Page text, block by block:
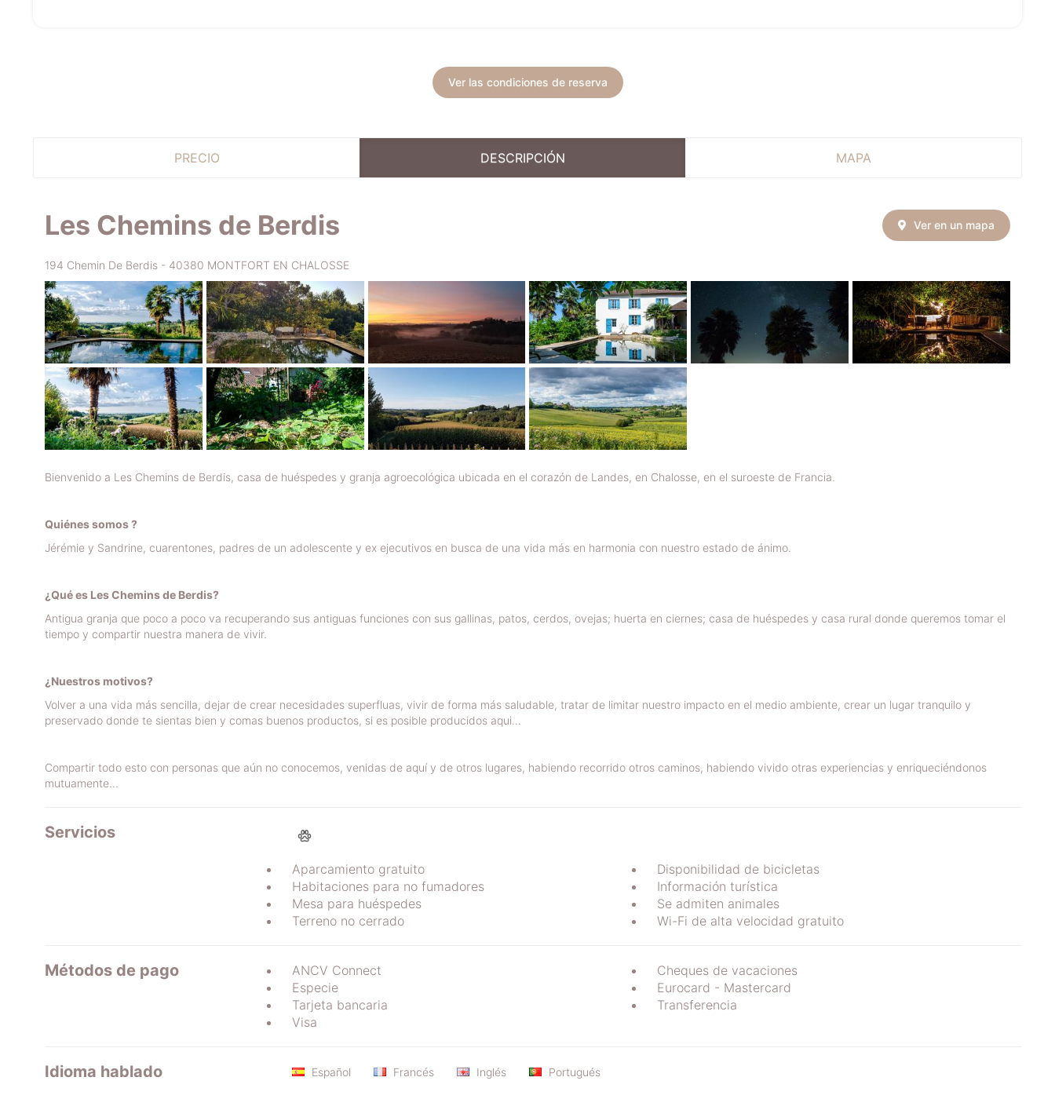
Ver las condiciones de reserva
PRECIO DESCRIPCIÓN MAPA
Les Chemins de Berdis
194 Chemin De Berdis - 40380 MONTFORT EN CHALOSSE
Ver en un mapa
Bienvenido a Les Chemins de Berdis, casa de huéspedes y granja agroecológica ubicada en el corazón de Landes, en Chalosse, en el suroeste de Francia.
Quiénes somos ?
Jérémie y Sandrine, cuarentones, padres de un adolescente y ex ejecutivos en busca de una vida más en harmonia con nuestro estado de ánimo.
¿Qué es Les Chemins de Berdis?
Antigua granja que poco a poco va recuperando sus antiguas funciones con sus gallinas, patos, cerdos, ovejas; huerta en ciernes; casa de huéspedes y casa rural donde queremos tomar el
tiempo y compartir nuestra manera de vivir.
¿Nuestros motivos?
Volver a una vida más sencilla, dejar de crear necesidades superfluas, vivir de forma más saludable, tratar de limitar nuestro impacto en el medio ambiente, crear un lugar tranquilo y
preservado donde te sientas bien y comas buenos productos, si es posible producidos aqui…
Compartir todo esto con personas que aún no conocemos, venidas de aquí y de otros lugares, habiendo recorrido otros caminos, habiendo vivido otras experiencias y enriqueciéndonos
mutuamente...
Servicios
Aparcamiento gratuito
Disponibilidad de bicicletas
Habitaciones para no fumadores
Información turística
Mesa para huéspedes
Se admiten animales
Terreno no cerrado
Wi-Fi de alta velocidad gratuito
Métodos de pago ANCV Connect
Cheques de vacaciones
Especie
Eurocard - Mastercard
Tarjeta bancaria
Transferencia
Visa
Idioma hablado Español Francés Inglés Portugués